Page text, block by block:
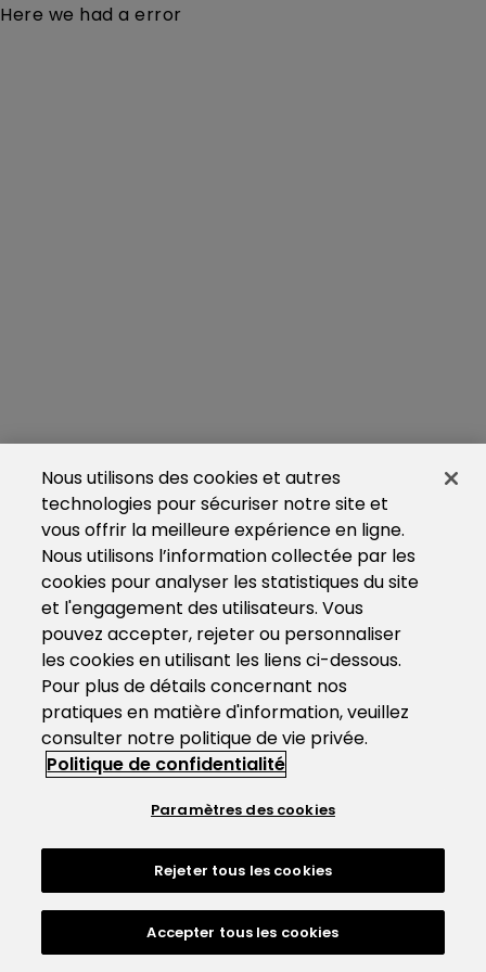
Here we had a error
Nous utilisons des cookies et autres
technologies pour sécuriser notre site et
vous offrir la meilleure expérience en ligne.
Nous utilisons l’information collectée par les
cookies pour analyser les statistiques du site
et l'engagement des utilisateurs. Vous
pouvez accepter, rejeter ou personnaliser
les cookies en utilisant les liens ci-dessous.
Pour plus de détails concernant nos
pratiques en matière d'information, veuillez
consulter notre politique de vie privée.
Politique de confidentialité
Paramètres des cookies
Rejeter tous les cookies
Accepter tous les cookies